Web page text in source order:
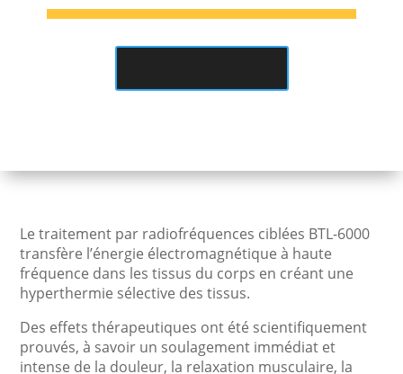
Élite
Le traitement par radiofréquences ciblées BTL-6000
transfère l’énergie électromagnétique à haute
fréquence dans les tissus du corps en créant une
hyperthermie sélective des tissus.
Des effets thérapeutiques ont été scientifiquement
prouvés, à savoir un soulagement immédiat et
intense de la douleur, la relaxation musculaire, la